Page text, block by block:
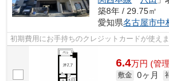
築8年 / 29.75㎡
愛知県名古屋市中
初期費用にお手持ちのクレジットカードが使え
6.4万円 (管
敷金 0ヶ月